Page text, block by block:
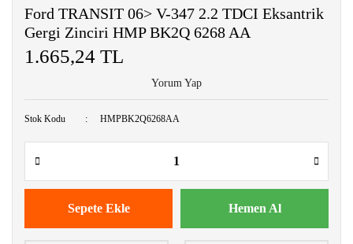
Ford TRANSIT 06> V-347 2.2 TDCI Eksantrik
Gergi Zinciri HMP BK2Q 6268 AA
1.665,24 TL
Yorum Yap
Stok Kodu HMPBK2Q6268AA
Sepete Ekle Hemen Al